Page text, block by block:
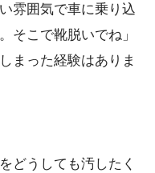
雰囲気で車に乗り込
そこで靴脱いでね」
まった経験はありま
どうしても汚したく